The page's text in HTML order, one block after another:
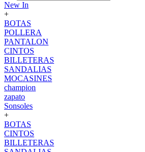
New In
+
BOTAS
POLLERA
PANTALON
CINTOS
BILLETERAS
SANDALIAS
MOCASINES
champion
zapato
Sonsoles
+
BOTAS
CINTOS
BILLETERAS